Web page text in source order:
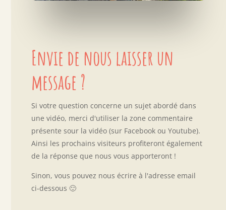
Envie de nous laisser un
message ?
Si votre question concerne un sujet abordé dans
une vidéo, merci d'utiliser la zone commentaire
présente sour la vidéo (sur Facebook ou Youtube).
Ainsi les prochains visiteurs profiteront également
de la réponse que nous vous apporteront !
Sinon, vous pouvez nous écrire à l'adresse email
ci-dessous 🙂